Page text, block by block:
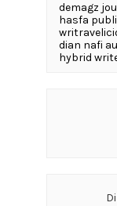
demagz
hasfa
dian nafi
hybrid